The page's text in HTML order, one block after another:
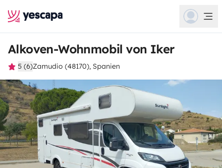
Alkoven-Wohnmobil von Iker
5 (6)Zamudio (48170), Spanien